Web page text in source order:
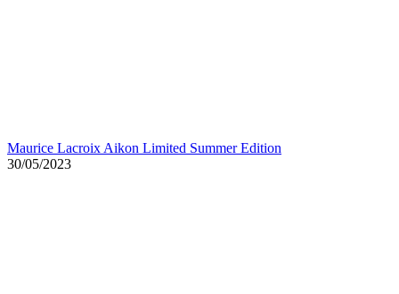
Maurice Lacroix Aikon Limited Summer Edition
30/05/2023